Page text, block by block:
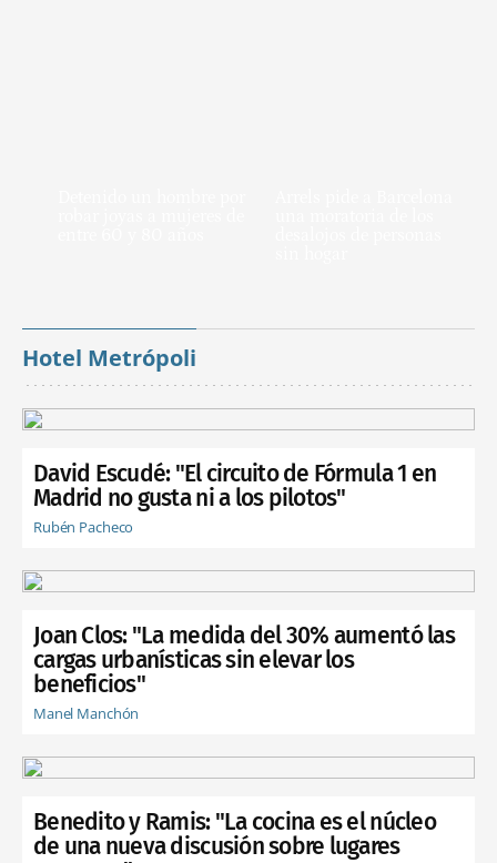
Hotel Metrópoli
David Escudé: "El circuito de Fórmula 1 en
Madrid no gusta ni a los pilotos"
Rubén Pacheco
Joan Clos: "La medida del 30% aumentó las
cargas urbanísticas sin elevar los
beneficios"
Manel Manchón
Benedito y Ramis: "La cocina es el núcleo
de una nueva discusión sobre lugares